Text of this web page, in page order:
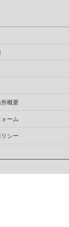
概要
ーム
シー